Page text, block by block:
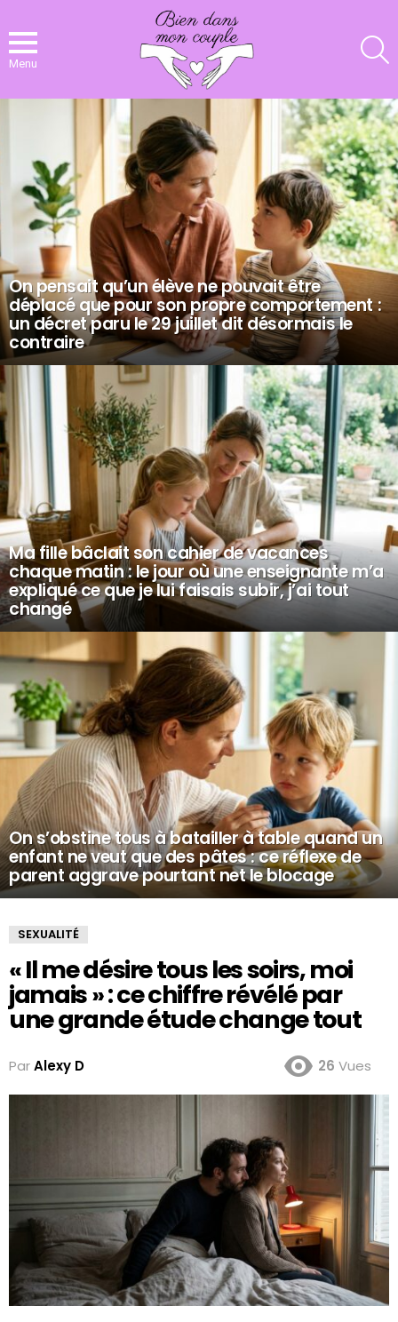
Menu
On pensait qu’un élève ne pouvait être
déplacé que pour son propre comportement :
un décret paru le 29 juillet dit désormais le
contraire
Ma fille bâclait son cahier de vacances
chaque matin : le jour où une enseignante m’a
expliqué ce que je lui faisais subir, j’ai tout
changé
On s’obstine tous à batailler à table quand un
enfant ne veut que des pâtes : ce réflexe de
parent aggrave pourtant net le blocage
SEXUALITÉ
« Il me désire tous les soirs, moi
jamais » : ce chiffre révélé par
une grande étude change tout
ParAlexy D 26 Vues